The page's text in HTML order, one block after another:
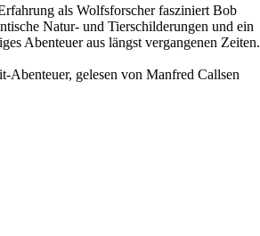
als Wolfsforscher fasziniert Bob
Natur- und Tierschilderungen und ein
Abenteuer aus längst vergangenen Zeiten.
Abenteuer, gelesen von Manfred Callsen